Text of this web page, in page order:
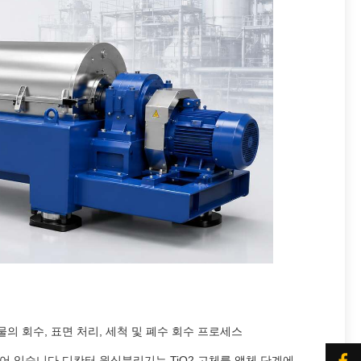
회수, 표면 처리, 세척 및 폐수 회수 프로세스